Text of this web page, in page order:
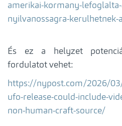
amerikai-kormany-
nyilvanossagra-kerulhetnek-
És ez a helyzet
fordulatot vehet:
https://nypost.com/2026/
ufo-release-could-include-
non-human-craft-source/